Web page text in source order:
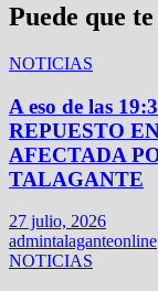
Puede que
NOTICIAS
A eso de las
REPUESTO
AFECTADA
TALAGANTE
27 julio, 2026
admintalaganteonline
NOTICIAS